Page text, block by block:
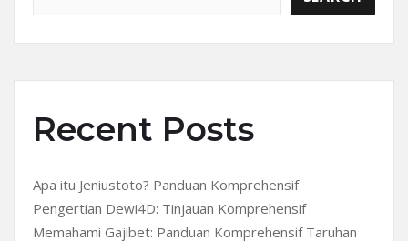
Recent Posts
Apa itu Jeniustoto? Panduan Komprehensif
Pengertian Dewi4D: Tinjauan Komprehensif
Memahami Gajibet: Panduan Komprehensif Taruhan